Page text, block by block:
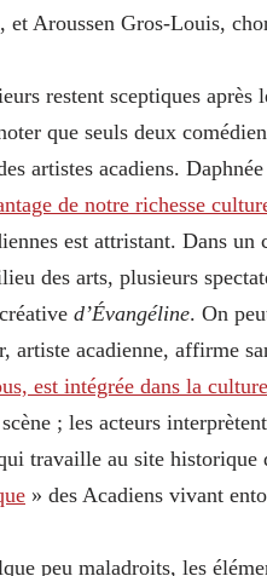
Aroussen Gros-Louis,
restent sceptiques après
que seuls deux
artistes acadiens.
de notre richesse
est attristant. Dans un
des arts, plusieurs
d’Évangéline. On
artiste acadienne, affirme
est intégrée dans la
; les acteurs
travaille au site historique
» des Acadiens vivant
peu maladroits, les